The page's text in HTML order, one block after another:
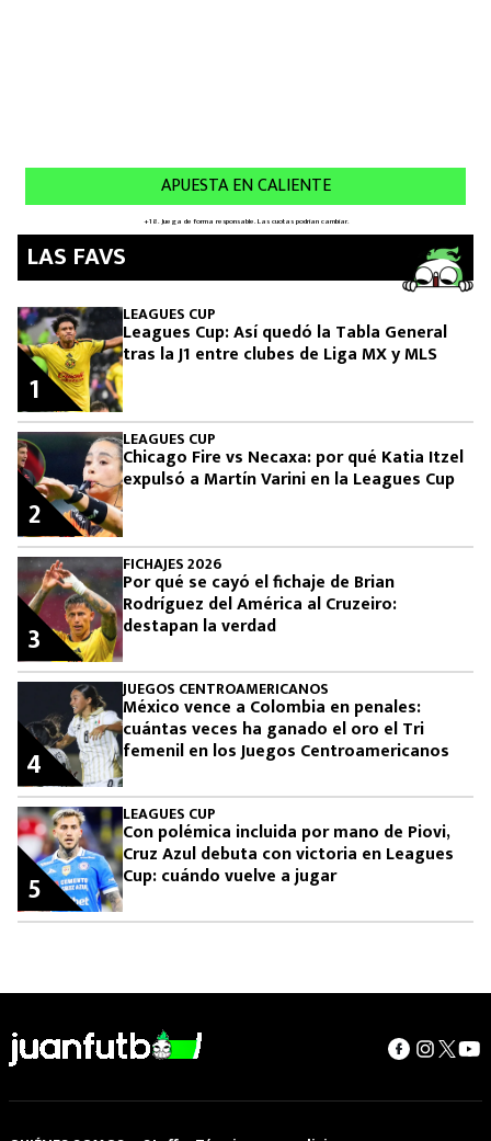
LAS FAVS
LEAGUES CUP
Leagues Cup: Así quedó la Tabla General
tras la J1 entre clubes de Liga MX y MLS
1
LEAGUES CUP
Chicago Fire vs Necaxa: por qué Katia Itzel
expulsó a Martín Varini en la Leagues Cup
2
FICHAJES 2026
Por qué se cayó el fichaje de Brian
Rodríguez del América al Cruzeiro:
destapan la verdad
3
JUEGOS CENTROAMERICANOS
México vence a Colombia en penales:
cuántas veces ha ganado el oro el Tri
femenil en los Juegos Centroamericanos
4
LEAGUES CUP
Con polémica incluida por mano de Piovi,
Cruz Azul debuta con victoria en Leagues
Cup: cuándo vuelve a jugar
5